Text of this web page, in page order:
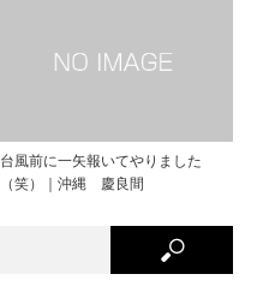
台風前に一矢報いてやりました
（笑）｜沖縄 慶良間